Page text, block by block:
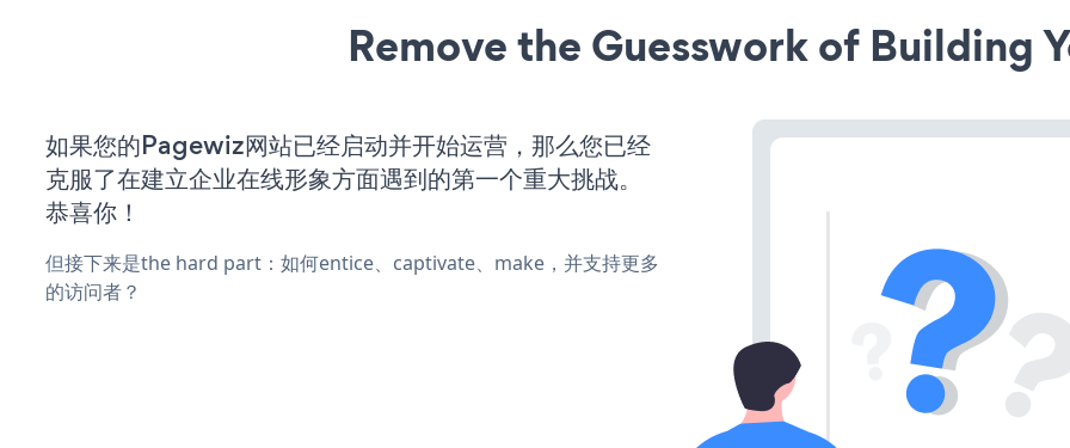
Remove the Guesswork of Building
如果您的Pagewiz网站已经启动并开始运营，那么您已经
克服了在建立企业在线形象方面遇到的第一个重大挑战。
恭喜你！
但接下来是the hard part：如何entice、captivate、make，并支持更多
的访问者？